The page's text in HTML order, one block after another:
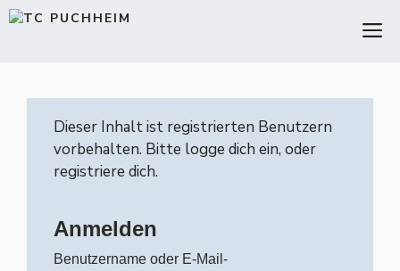
Zum
Dieser Inhalt ist registrierten Benutzern
vorbehalten. Bitte logge dich ein, oder
registriere dich.
Anmelden
Benutzername oder E-Mail-